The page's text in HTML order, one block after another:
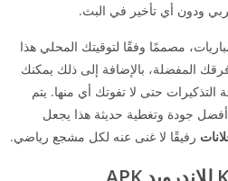
ودون أي تأخير في البث.
مصممًا وفقًا لتوقيتك المحلي هذا
المفضلة، بالإضافة إلى ذلك يمكنك
التذكيرات حتى لا تفوتك أي منها. يتم
جودة وتغطية حديثة هذا يجعل
رفيقًا لا غنى عنه لكل مشجع رياضي.